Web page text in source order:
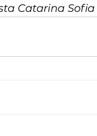
Catarina Sofia